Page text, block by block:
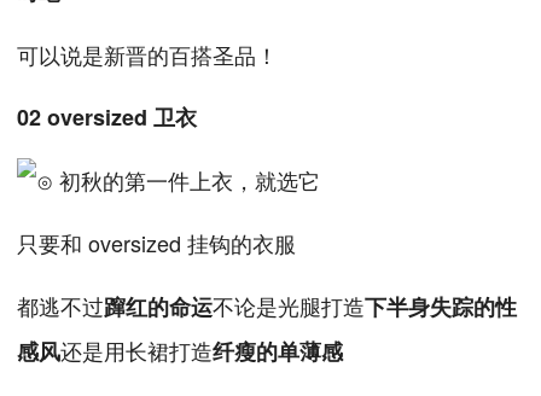
可以说是新晋的百搭圣品！
02 oversized 卫衣
只要和 oversized 挂钩的衣服
都逃不过蹿红的命运不论是光腿打造下半身失踪的性
感风还是用长裙打造纤瘦的单薄感